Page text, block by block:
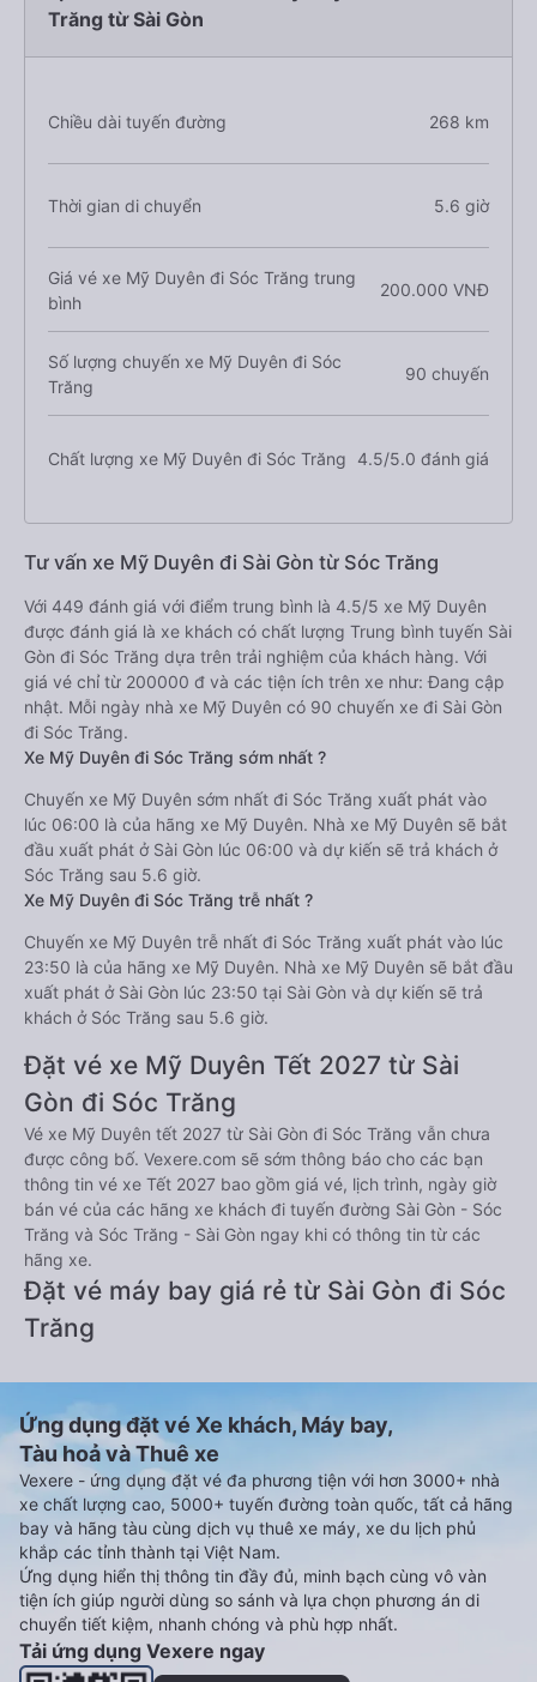
Trăng từ Sài Gòn
Chiều dài tuyến đường 268 km
Thời gian di chuyển 5.6 giờ
Giá vé xe Mỹ Duyên đi Sóc Trăng trung
bình
200.000 VNĐ
Số lượng chuyến xe Mỹ Duyên đi Sóc
Trăng
90 chuyến
Chất lượng xe Mỹ Duyên đi Sóc Trăng 4.5/5.0 đánh giá
Tư vấn xe Mỹ Duyên đi Sài Gòn từ Sóc Trăng
Với 449 đánh giá với điểm trung bình là 4.5/5 xe Mỹ Duyên
được đánh giá là xe khách có chất lượng Trung bình tuyến Sài
Gòn đi Sóc Trăng dựa trên trải nghiệm của khách hàng. Với
giá vé chỉ từ 200000 đ và các tiện ích trên xe như: Đang cập
nhật. Mỗi ngày nhà xe Mỹ Duyên có 90 chuyến xe đi Sài Gòn
đi Sóc Trăng.
Xe Mỹ Duyên đi Sóc Trăng sớm nhất ?
Chuyến xe Mỹ Duyên sớm nhất đi Sóc Trăng xuất phát vào
lúc 06:00 là của hãng xe Mỹ Duyên. Nhà xe Mỹ Duyên sẽ bắt
đầu xuất phát ở Sài Gòn lúc 06:00 và dự kiến sẽ trả khách ở
Sóc Trăng sau 5.6 giờ.
Xe Mỹ Duyên đi Sóc Trăng trễ nhất ?
Chuyến xe Mỹ Duyên trễ nhất đi Sóc Trăng xuất phát vào lúc
23:50 là của hãng xe Mỹ Duyên. Nhà xe Mỹ Duyên sẽ bắt đầu
xuất phát ở Sài Gòn lúc 23:50 tại Sài Gòn và dự kiến sẽ trả
khách ở Sóc Trăng sau 5.6 giờ.
Đặt vé xe Mỹ Duyên Tết 2027 từ Sài
Gòn đi Sóc Trăng
Vé xe Mỹ Duyên tết 2027 từ Sài Gòn đi Sóc Trăng vẫn chưa
được công bố. Vexere.com sẽ sớm thông báo cho các bạn
thông tin vé xe Tết 2027 bao gồm giá vé, lịch trình, ngày giờ
bán vé của các hãng xe khách đi tuyến đường Sài Gòn - Sóc
Trăng và Sóc Trăng - Sài Gòn ngay khi có thông tin từ các
hãng xe.
Đặt vé máy bay giá rẻ từ Sài Gòn đi Sóc
Trăng
Ứng dụng đặt vé Xe khách, Máy bay,
Tàu hoả và Thuê xe
Vexere - ứng dụng đặt vé đa phương tiện với hơn 3000+ nhà
xe chất lượng cao, 5000+ tuyến đường toàn quốc, tất cả hãng
bay và hãng tàu cùng dịch vụ thuê xe máy, xe du lịch phủ
khắp các tỉnh thành tại Việt Nam.
Ứng dụng hiển thị thông tin đầy đủ, minh bạch cùng vô vàn
tiện ích giúp người dùng so sánh và lựa chọn phương án di
chuyển tiết kiệm, nhanh chóng và phù hợp nhất.
Tải ứng dụng Vexere ngay